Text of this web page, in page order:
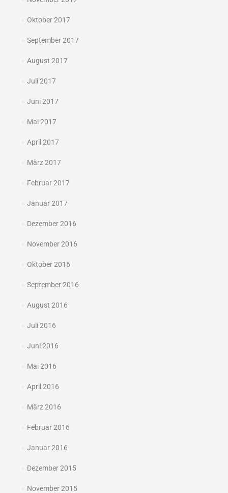
Oktober 2017
September 2017
August 2017
Juli 2017
Juni 2017
Mai 2017
April 2017
März 2017
Februar 2017
Januar 2017
Dezember 2016
November 2016
Oktober 2016
September 2016
August 2016
Juli 2016
Juni 2016
Mai 2016
April 2016
März 2016
Februar 2016
Januar 2016
Dezember 2015
November 2015